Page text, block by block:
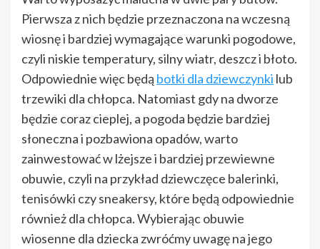
Pierwsza z nich będzie przeznaczona na wczesną
wiosnę i bardziej wymagające warunki pogodowe,
czyli niskie temperatury, silny wiatr, deszcz i błoto.
Odpowiednie więc będą botki dla dziewczynki lub
trzewiki dla chłopca. Natomiast gdy na dworze
będzie coraz cieplej, a pogoda będzie bardziej
słoneczna i pozbawiona opadów, warto
zainwestować w lżejsze i bardziej przewiewne
obuwie, czyli na przykład dziewczęce balerinki,
tenisówki czy sneakersy, które będą odpowiednie
również dla chłopca. Wybierając obuwie
wiosenne dla dziecka zwróćmy uwagę na jego